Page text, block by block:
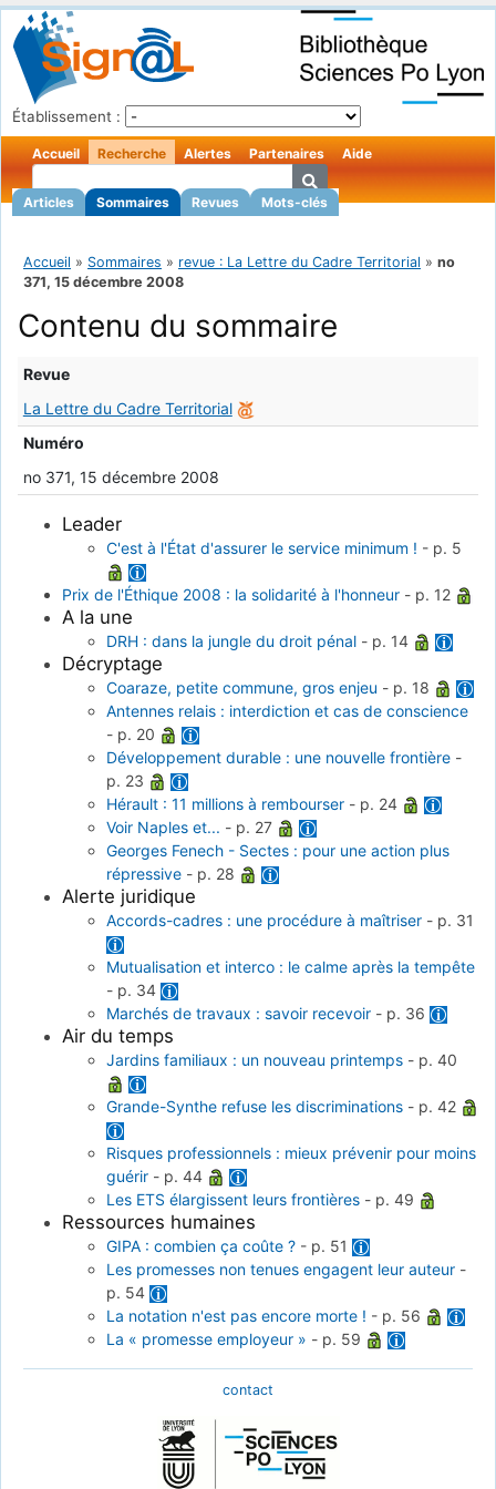
Établissement :
Accueil Recherche
Articles Sommaires Revues Mots-clés
Alertes Partenaires Aide
Accueil » Sommaires » revue : La Lettre du Cadre Territorial » no
371, 15 décembre 2008
Contenu du sommaire
Revue
La Lettre du Cadre Territorial
Numéro
no 371, 15 décembre 2008
Leader
C'est à l'État d'assurer le service minimum ! - p. 5
Prix de l'Éthique 2008 : la solidarité à l'honneur - p. 12
A la une
DRH : dans la jungle du droit pénal - p. 14
Décryptage
Coaraze, petite commune, gros enjeu - p. 18
Antennes relais : interdiction et cas de conscience
- p. 20
Développement durable : une nouvelle frontière -
p. 23
Hérault : 11 millions à rembourser - p. 24
Voir Naples et... - p. 27
Georges Fenech - Sectes : pour une action plus
répressive - p. 28
Alerte juridique
Accords-cadres : une procédure à maîtriser - p. 31
Mutualisation et interco : le calme après la tempête
- p. 34
Marchés de travaux : savoir recevoir - p. 36
Air du temps
Jardins familiaux : un nouveau printemps - p. 40
Grande-Synthe refuse les discriminations - p. 42
Risques professionnels : mieux prévenir pour moins
guérir - p. 44
Les ETS élargissent leurs frontières - p. 49
Ressources humaines
GIPA : combien ça coûte ? - p. 51
Les promesses non tenues engagent leur auteur -
p. 54
La notation n'est pas encore morte ! - p. 56
La « promesse employeur » - p. 59
contact